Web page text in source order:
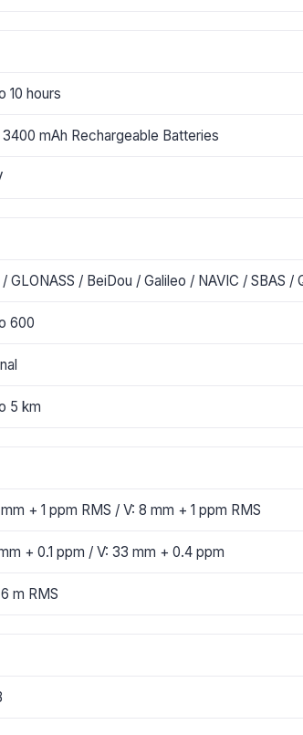
10 hours
3400 mAh Rechargeable Batteries
/ GLONASS / BeiDou / Galileo / NAVIC / SBAS /
600
5 km
+ 1 ppm RMS / V: 8 mm + 1 ppm RMS
+ 0.1 ppm / V: 33 mm + 0.4 ppm
m RMS